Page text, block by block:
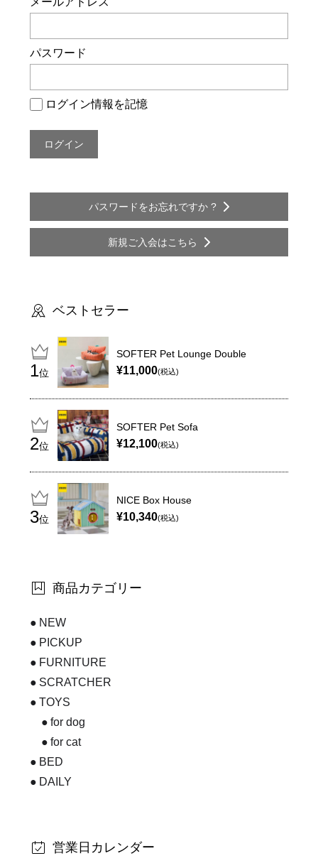
ー
シ
ョ
ン
パスワード
ログイン情報を記憶
パスワードをお忘れですか ?
新規ご入会はこちら
ベストセラー
位
SOFTER Pet Lounge Double
¥11,000(税込)
位
SOFTER Pet Sofa
¥12,100(税込)
位
NICE Box House
¥10,340(税込)
商品カテゴリー
NEW
PICKUP
FURNITURE
SCRATCHER
TOYS
for dog
for cat
BED
DAILY
営業日カレンダー